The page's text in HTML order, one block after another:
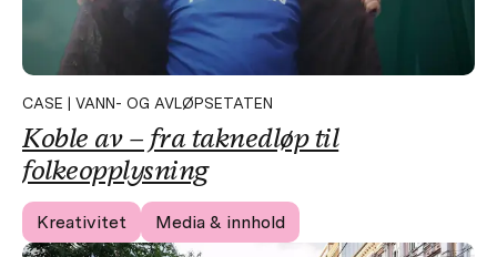
CASE | VANN- OG AVLØPSETATEN
Koble av – fra taknedløp til
folkeopplysning
Kreativitet Media & innhold